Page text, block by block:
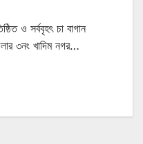
ও সর্ববৃহৎ চা বাগান
৩নং খাদিম নগর…